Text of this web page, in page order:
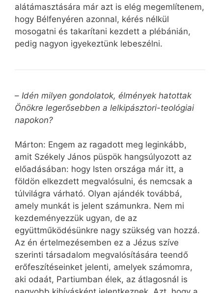
alátámasztására már azt is elég megemlítenem,
hogy Bélfenyéren azonnal, kérés nélkül
mosogatni és takarítani kezdett a plébánián,
pedig nagyon igyekeztünk lebeszélni.
– Idén milyen gondolatok, élmények hatottak
Önökre legerősebben a lelkipásztori-teológiai
napokon?
Márton: Engem az ragadott meg leginkább,
amit Székely János püspök hangsúlyozott az
előadásában: hogy Isten országa már itt, a
földön elkezdett megvalósulni, és nemcsak a
túlvilágra várható. Olyan ajándék továbbá,
amely munkát is jelent számunkra. Nem mi
kezdeményezzük ugyan, de az
együttműködésünkre nagy szükség van hozzá.
Az én értelmezésemben ez a Jézus szíve
szerinti társadalom megvalósítására teendő
erőfeszítéseinket jelenti, amelyek számomra,
aki odaát, Partiumban élek, az átlagosnál is